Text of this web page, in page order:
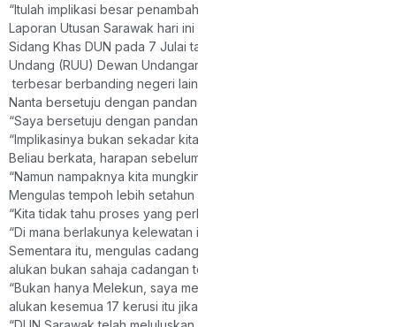
“Itulah implikasi besar penambahan kerusi ini,” katanya ketika
Laporan Utusan Sarawak hari ini memetik sumber sebagai
Sidang Khas DUN pada 7 Julai tahun lalu meluluskan Rang
Undang (RUU) Dewan Undangan Negeri (Komposisi
terbesar berbanding negeri lain di Malaysia.
Nanta bersetuju dengan pandangan Ketua Penerangan Parti
“Saya bersetuju dengan pandangan Dato Sri Abdul Karim
“Implikasinya bukan sekadar kita mahu pertambahan 17 kerusi
Beliau berkata, harapan sebelum ini ialah supaya 17 kerusi
“Namun nampaknya kita mungkin tidak dapat menggunakan 17
Mengulas tempoh lebih setahun yang diambil SPR untuk
“Kita tidak tahu proses yang perlu mereka lalui, tetapi dalam
“Di mana berlakunya kelewatan itu saya tidak mahu membuat
Sementara itu, mengulas cadangan mewujudkan kerusi DUN
alukan bukan sahaja cadangan tersebut, malah keseluruhan 17
“Bukan hanya Melekun, saya mengalu-
alukan kesemua 17 kerusi itu jika dapat diwujudkan.